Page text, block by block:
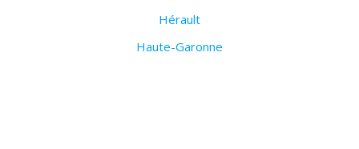
Hérault
Haute-Garonne